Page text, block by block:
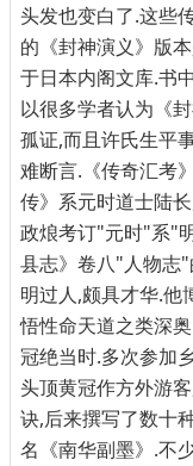
头发也变白了.这些
的《封神演义》版
于日本内阁文库.书
以很多学者认为《
孤证,而且许氏生平
难断言.《传奇汇考
传》系元时道士陆
政烺考订"元时"系"
县志》卷八"人物志
明过人,颇具才华.他
悟性命天道之类深
冠绝当时.多次参加
头顶黄冠作方外游
诀,后来撰写了数十
名《南华副墨》.不